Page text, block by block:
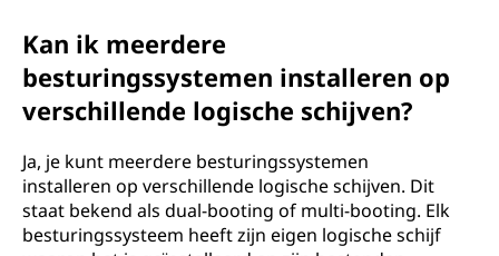
Kan ik meerdere
besturingssystemen installeren op
verschillende logische schijven?
Ja, je kunt meerdere besturingssystemen
installeren op verschillende logische schijven. Dit
staat bekend als dual-booting of multi-booting. Elk
besturingssysteem heeft zijn eigen logische schijf